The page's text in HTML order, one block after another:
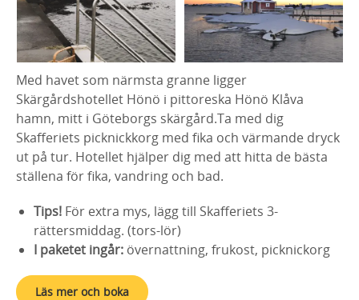
Med havet som närmsta granne ligger
Skärgårdshotellet Hönö i pittoreska Hönö Klåva
hamn, mitt i Göteborgs skärgård.Ta med dig
Skafferiets picknickkorg med fika och värmande dryck
ut på tur. Hotellet hjälper dig med att hitta de bästa
ställena för fika, vandring och bad.
Tips! För extra mys, lägg till Skafferiets 3-
rättersmiddag. (tors-lör)
I paketet ingår: övernattning, frukost, picknickorg
Läs mer och boka